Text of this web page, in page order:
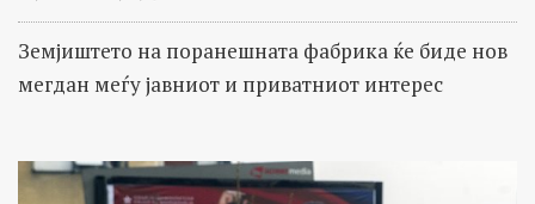
Земјиштето на поранешната фабрика ќе биде нов
мегдан меѓу јавниот и приватниот интерес